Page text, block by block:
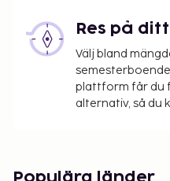
Res på
Välj bland
plattform får du
alternativ, så du
Populära länder